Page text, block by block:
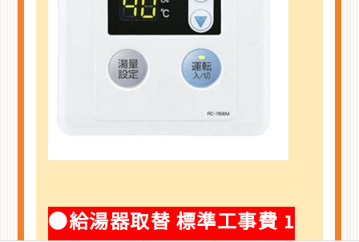
●給湯器取替 標準工事費 1